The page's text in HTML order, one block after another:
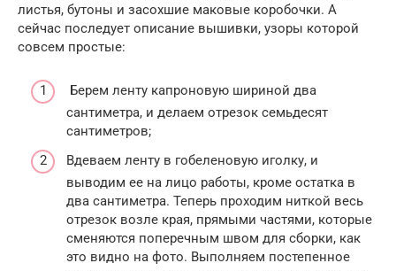
листья, бутоны и засохшие маковые коробочки. А
сейчас последует описание вышивки, узоры которой
совсем простые:
Берем ленту капроновую шириной два
сантиметра, и делаем отрезок семьдесят
сантиметров;
Вдеваем ленту в гобеленовую иголку, и
выводим ее на лицо работы, кроме остатка в
два сантиметра. Теперь проходим ниткой весь
отрезок возле края, прямыми частями, которые
сменяются поперечным швом для сборки, как
это видно на фото. Выполняем постепенное